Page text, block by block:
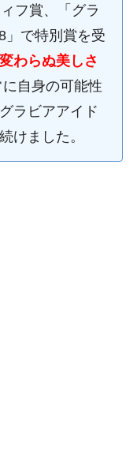
フ賞、「グラ
」で特別賞を受
わらぬ美しさ
自身の可能性
ラビアアイド
けました。